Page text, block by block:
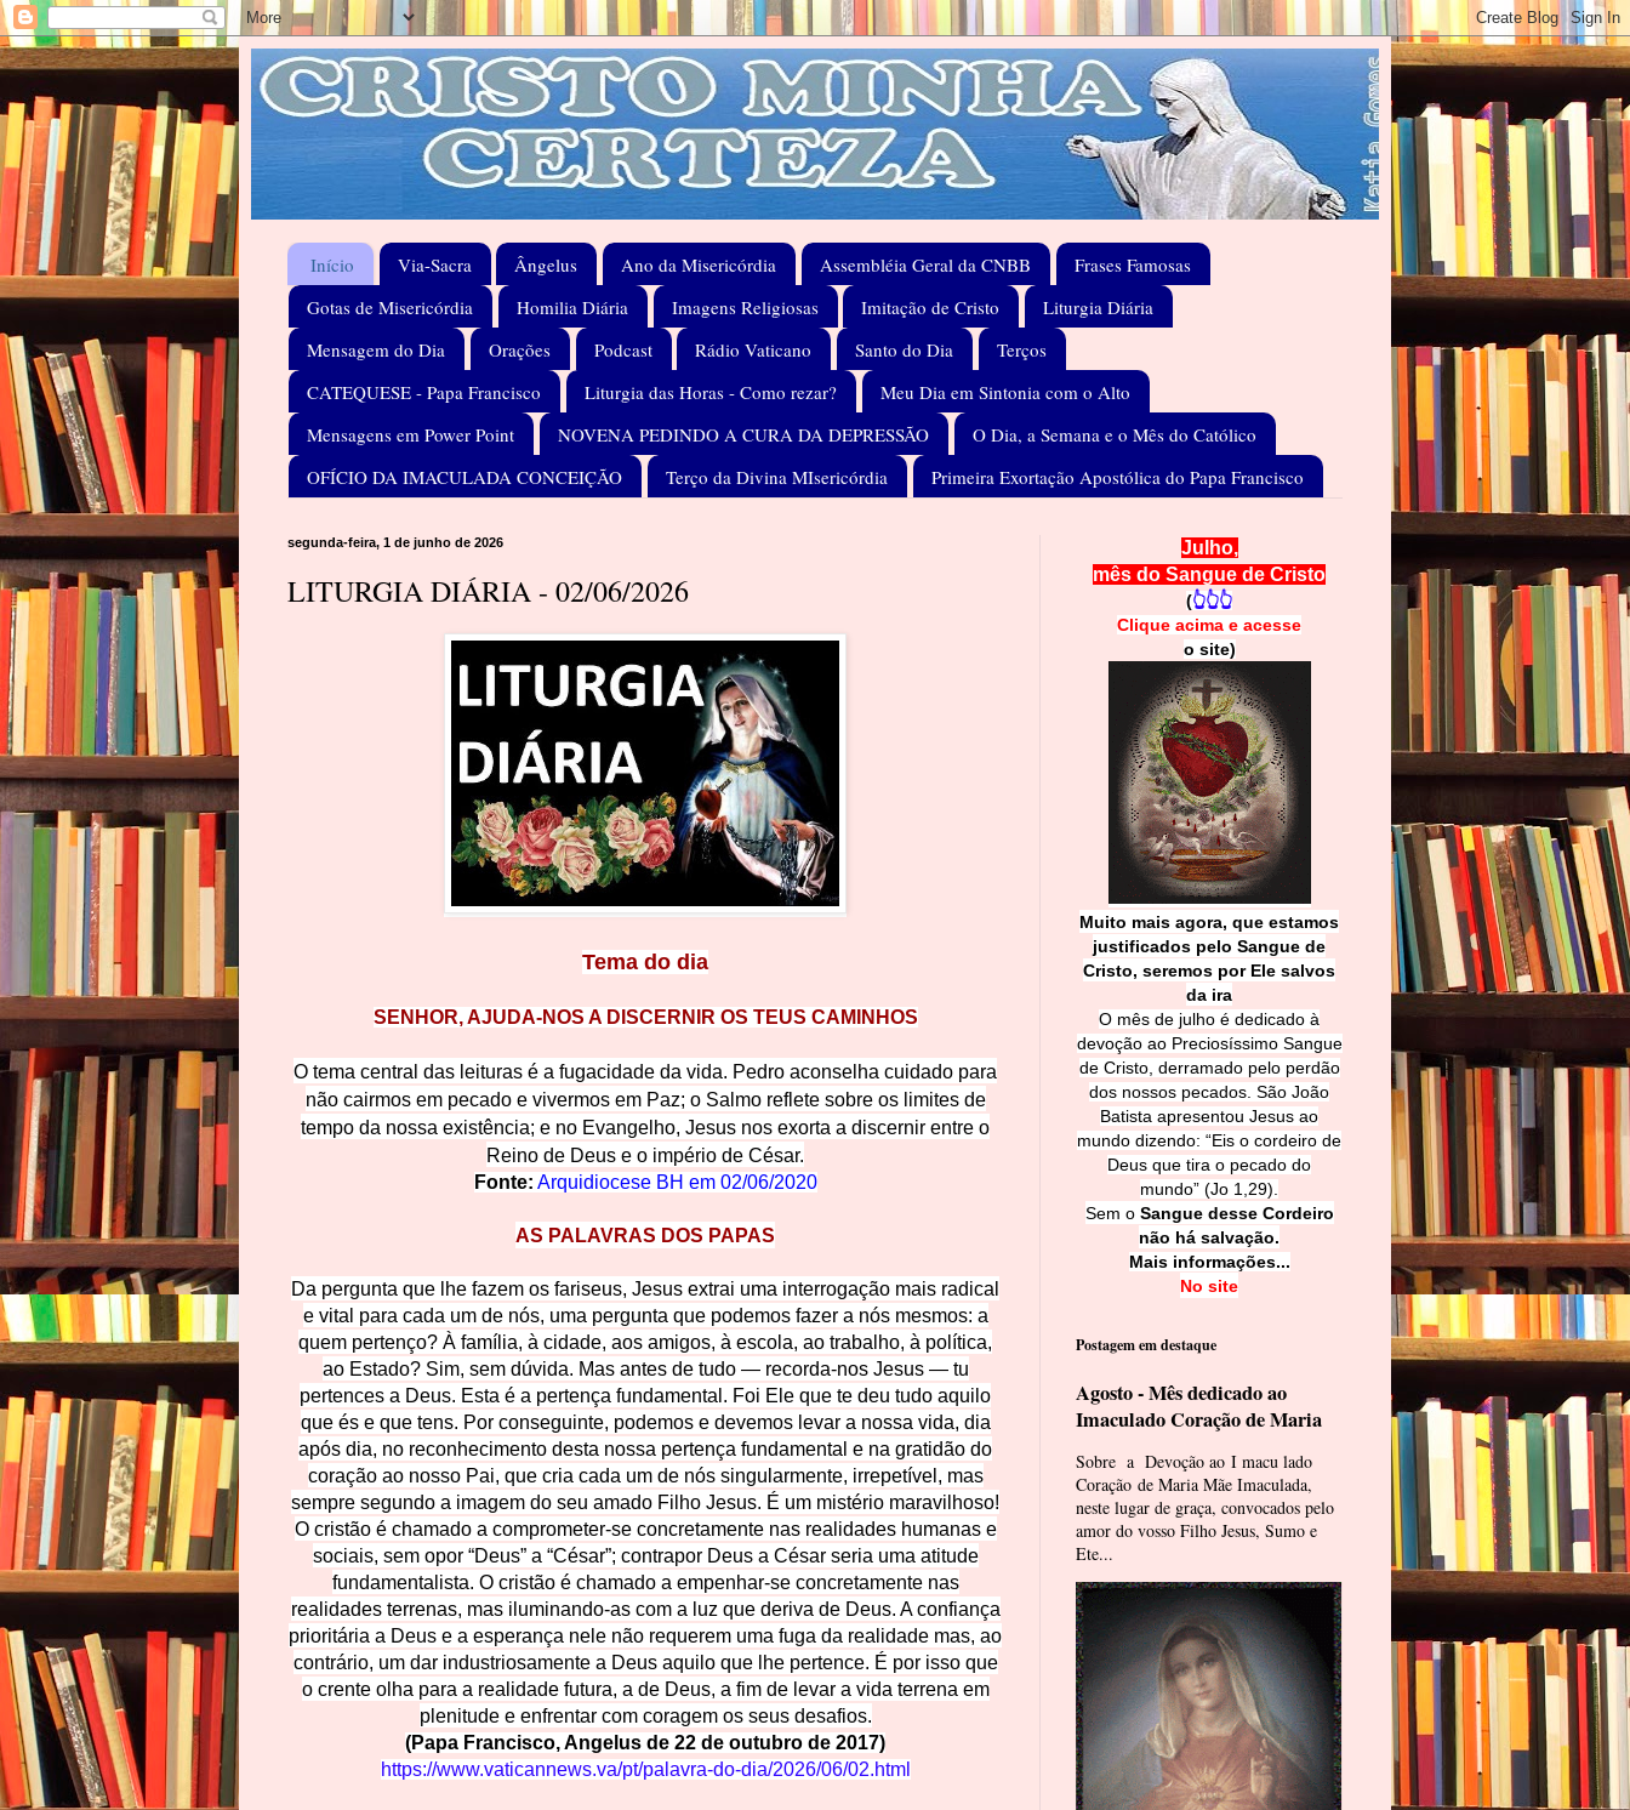
Início Via-Sacra Ângelus Ano da Misericórdia Assembléia Geral da CNBB
Frases Famosas
Gotas de Misericórdia
Homilia Diária Imagens Religiosas Imitação de Cristo
Liturgia Diária
Mensagem do Dia
Orações Podcast Rádio Vaticano Santo do Dia
Terços
CATEQUESE - Papa Francisco
Liturgia das Horas - Como rezar?
Meu Dia em Sintonia com o Alto
Mensagens em Power Point
NOVENA PEDINDO A CURA DA DEPRESSÃO
O Dia, a Semana e o Mês do Católico
OFÍCIO DA IMACULADA CONCEIÇÃO
Terço da Divina MIsericórdia Primeira Exortação Apostólica do Papa Francisco
segunda-feira, 1 de junho de 2026
LITURGIA DIÁRIA - 02/06/2026
Tema do dia
SENHOR, AJUDA-NOS A DISCERNIR OS TEUS CAMINHOS
O tema central das leituras é a fugacidade da vida. Pedro aconselha cuidado para
não cairmos em pecado e vivermos em Paz; o Salmo reflete sobre os limites de
tempo da nossa existência; e no Evangelho, Jesus nos exorta a discernir entre o
Reino de Deus e o império de César.
Fonte: Arquidiocese BH em 02/06/2020
AS PALAVRAS DOS PAPAS
Da pergunta que lhe fazem os fariseus, Jesus extrai uma interrogação mais radical
e vital para cada um de nós, uma pergunta que podemos fazer a nós mesmos: a
quem pertenço? À família, à cidade, aos amigos, à escola, ao trabalho, à política,
ao Estado? Sim, sem dúvida. Mas antes de tudo — recorda-nos Jesus — tu
pertences a Deus. Esta é a pertença fundamental. Foi Ele que te deu tudo aquilo
que és e que tens. Por conseguinte, podemos e devemos levar a nossa vida, dia
após dia, no reconhecimento desta nossa pertença fundamental e na gratidão do
coração ao nosso Pai, que cria cada um de nós singularmente, irrepetível, mas
sempre segundo a imagem do seu amado Filho Jesus. É um mistério maravilhoso!
O cristão é chamado a comprometer-se concretamente nas realidades humanas e
sociais, sem opor “Deus” a “César”; contrapor Deus a César seria uma atitude
fundamentalista. O cristão é chamado a empenhar-se concretamente nas
realidades terrenas, mas iluminando-as com a luz que deriva de Deus. A confiança
prioritária a Deus e a esperança nele não requerem uma fuga da realidade mas, ao
contrário, um dar industriosamente a Deus aquilo que lhe pertence. É por isso que
o crente olha para a realidade futura, a de Deus, a fim de levar a vida terrena em
plenitude e enfrentar com coragem os seus desafios.
(Papa Francisco, Angelus de 22 de outubro de 2017)
https://www.vaticannews.va/pt/palavra-do-dia/2026/06/02.html
Julho,
mês do Sangue de Cristo
(👆👆👆
Clique acima e acesse
o site)
Muito mais agora, que estamos
justificados pelo Sangue de
Cristo, seremos por Ele salvos
da ira
O mês de julho é dedicado à
devoção ao Preciosíssimo Sangue
de Cristo, derramado pelo perdão
dos nossos pecados. São João
Batista apresentou Jesus ao
mundo dizendo: “Eis o cordeiro de
Deus que tira o pecado do
mundo” (Jo 1,29).
Sem o Sangue desse Cordeiro
não há salvação.
Mais informações...
No site
Postagem em destaque
Agosto - Mês dedicado ao
Imaculado Coração de Maria
Sobre a Devoção ao I macu lado
Coração de Maria Mãe Imaculada,
neste lugar de graça, convocados pelo
amor do vosso Filho Jesus, Sumo e
Ete...